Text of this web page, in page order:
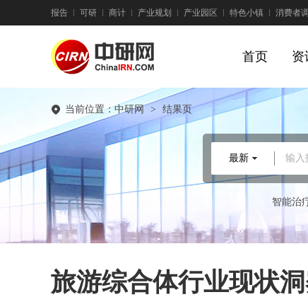
报告 可研 商计 产业规划 产业园区 特色小镇 消费者
首页 资
当前位置：中研网 > 结果页
输入
最新
智能治
旅游综合体行业现状